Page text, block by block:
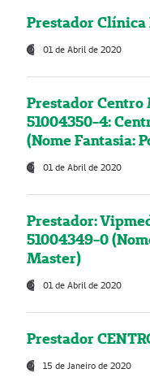
Prestador
01 de Abril de 2020
Prestador
51004350-4:
(Nome Fantasia:
01 de Abril de 2020
Prestador:
51004349-0
Master)
01 de Abril de 2020
Prestador
15 de Janeiro de 2020